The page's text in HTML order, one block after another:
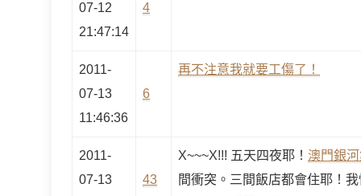
07-12
21:47:14
4
2011-
07-13
11:46:36
6
再不注意我就要工傷了！
2011-
07-13
43
X~~~X!!! 五天四夜耶！ 澳門銀
間衝突。三間飯店都會住耶！